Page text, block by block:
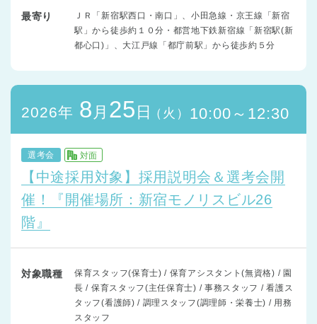
最寄り
ＪＲ「新宿駅西口・南口」、小田急線・京王線「新宿
駅」から徒歩約１０分・都営地下鉄新宿線「新宿駅(新
都心口)」、大江戸線「都庁前駅」から徒歩約５分
2026年 8 月 25 日 （火） 10:00～12:30
選考会 対面
【中途採用対象】採用説明会＆選考会開
催！『開催場所：新宿モノリスビル26
階』
対象職種
保育スタッフ(保育士) / 保育アシスタント(無資格) / 園
長 / 保育スタッフ(主任保育士) / 事務スタッフ / 看護ス
タッフ(看護師) / 調理スタッフ(調理師・栄養士) / 用務
スタッフ